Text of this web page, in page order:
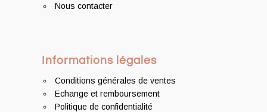
Nous contacter
Informations légales
Conditions générales de ventes
Echange et remboursement
Politique de confidentialité